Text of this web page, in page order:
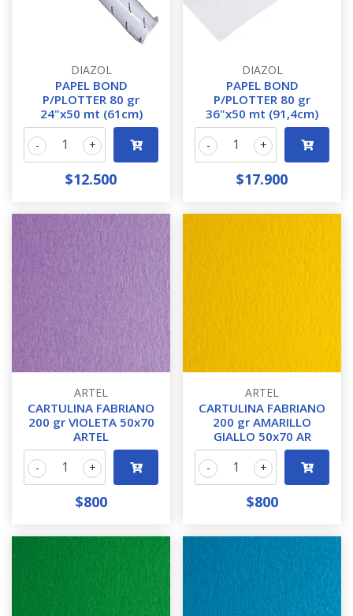
DIAZOL
PAPEL BOND
P/PLOTTER 80 gr
24"x50 mt (61cm)
+
-
$12.500
DIAZOL
PAPEL BOND
P/PLOTTER 80 gr
36"x50 mt (91,4cm)
+
-
$17.900
ARTEL
CARTULINA FABRIANO
200 gr VIOLETA 50x70
ARTEL
+
-
$800
ARTEL
CARTULINA FABRIANO
200 gr AMARILLO
GIALLO 50x70 AR
+
-
$800